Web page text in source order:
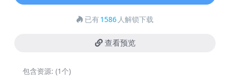
已有1586 人解锁下载
查看预览
包含资源: (1个)